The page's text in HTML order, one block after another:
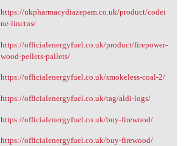
https://ukpharmacydiazepam.co.uk/product/codei
ne-linctus/
https://officialenergyfuel.co.uk/product/firepower-
wood-pellets-pallets/
https://officialenergyfuel.co.uk/smokeless-coal-2/
https://officialenergyfuel.co.uk/tag/aldi-logs/
https://officialenergyfuel.co.uk/buy-firewood/
https://officialenergyfuel.co.uk/buy-firewood/